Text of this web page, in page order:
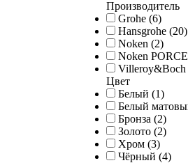
Производитель
Grohe (6)
Hansgrohe (20)
Noken (2)
Noken
Villeroy&Boch
Цвет
Белый (1)
Белый
Бронза (2)
Золото (2)
Хром (3)
Чёрный (4)